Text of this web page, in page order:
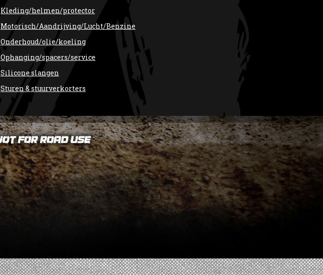
Kleding/helmen/protector
Motorisch/Aandrijving/Lucht/Benzine
Onderhoud/olie/koeling
Ophanging/spacers/service
Silicone slangen
Sturen & stuurverkorters